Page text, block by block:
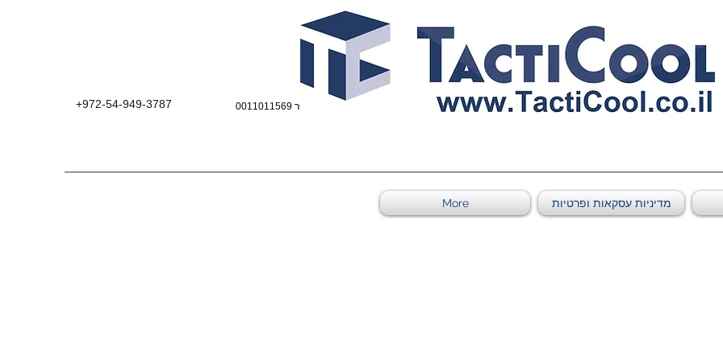
+972-54-949-3787
מדיניות עסקאות ופרטיות More